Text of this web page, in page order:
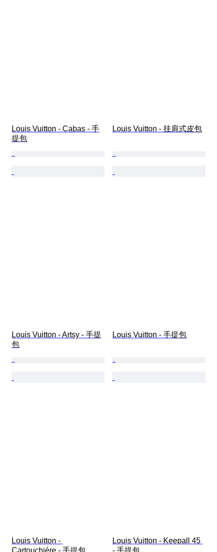
Louis Vuitton - Cabas - 手
提包
Louis Vuitton - 挂肩式皮包
Louis Vuitton - Artsy - 手提
包
Louis Vuitton - 手提包
Louis Vuitton -
Louis Vuitton - Keepall 45